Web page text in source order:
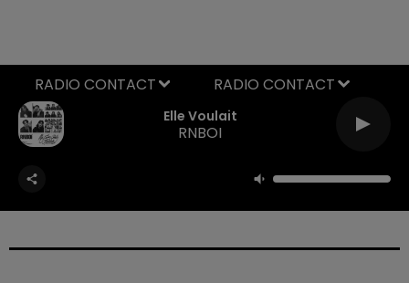
Elle Voulait
RNBOI
RADIO CONTACT